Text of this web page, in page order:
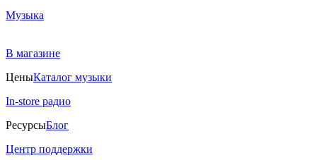
Музыка
В магазине
ЦеныКаталог музыки
In-store радио
РесурсыБлог
Центр поддержки